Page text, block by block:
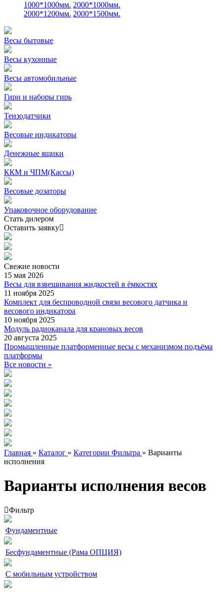
1000*1000мм. 2000*1000мм.
2000*1200мм. 2000*1500мм.
Весы бытовые
Весы кухонные
Весы автомобильные
Гири и наборы гирь
Тензодатчики
Весовые индикаторы
Денежные ящики
ККМ и ЧПМ(Кассы)
Весовые дозаторы
Упаковочное оборудование
Стать дилером
Оставить заявку
Свежие новости
15 мая 2026
Весы для взвешивания жидкостей в ёмкостях
11 ноября 2025
Комплект для беспроводной связи весового датчика и
весового индикатора
10 ноября 2025
Модуль радиоканала для крановых весов
20 августа 2025
Промышленные платформенные весы с механизмом подъёма
платформы
Все новости »
Главная » Каталог » Категории Фильтра » Варианты
исполнения
Варианты исполнения весов
Фильтр
Фундаментные
Бесфундаментные (Рама ОПЦИЯ)
С мобильным устройством